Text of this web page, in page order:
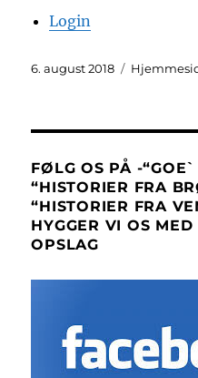
Login
Udgivet
6. august 2018 Kategorier
FØLG OS PÅ -
“HISTORIER FRA
“HISTORIER FRA
HYGGER VI OS MED
OPSLAG